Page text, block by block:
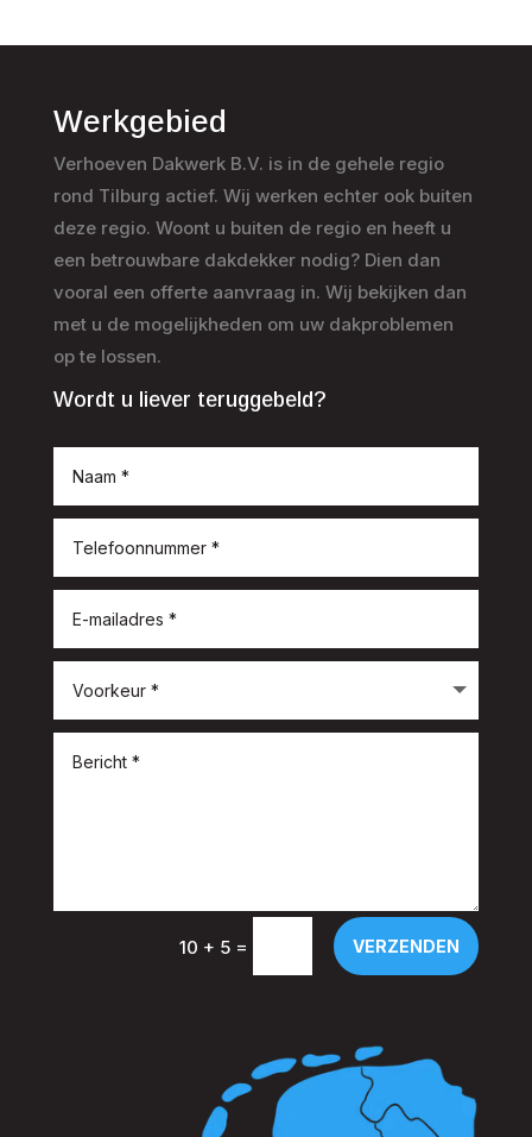
Werkgebied
Verhoeven Dakwerk B.V. is in de gehele regio
rond Tilburg actief. Wij werken echter ook buiten
deze regio. Woont u buiten de regio en heeft u
een betrouwbare dakdekker nodig? Dien dan
vooral een offerte aanvraag in. Wij bekijken dan
met u de mogelijkheden om uw dakproblemen
op te lossen.
Wordt u liever teruggebeld?
10 + 5 = VERZENDEN